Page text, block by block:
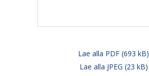
Lae alla PDF (693 kB)
Lae alla JPEG (23 kB)